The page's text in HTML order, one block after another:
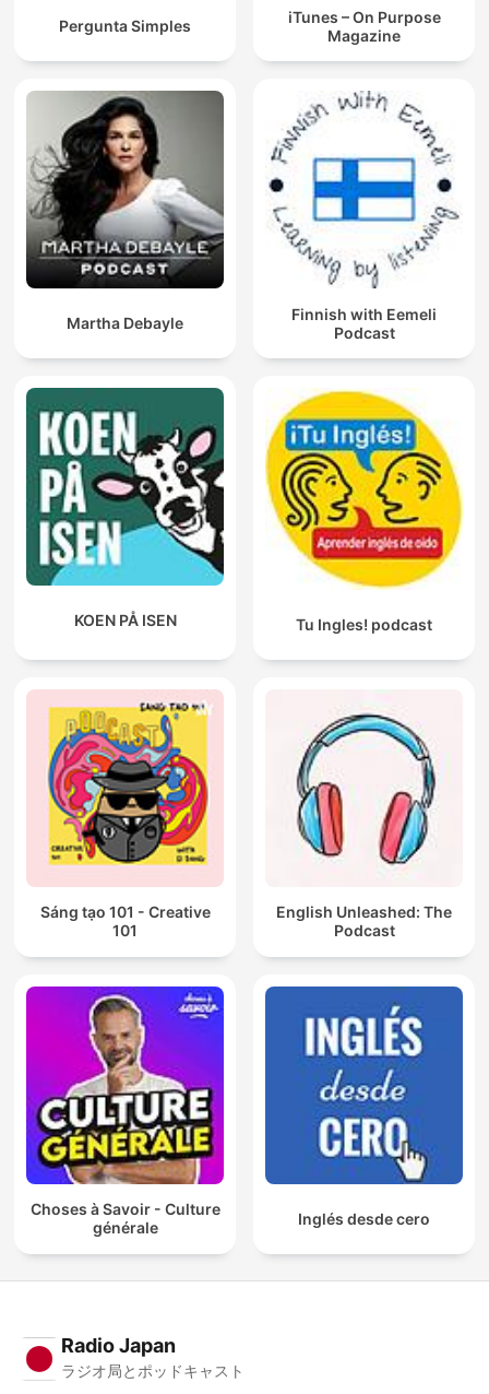
Pergunta Simples
iTunes – On Purpose
Magazine
Martha Debayle
Finnish with Eemeli
Podcast
KOEN PÅ ISEN Tu Ingles! podcast
Sáng tạo 101 - Creative
101
English Unleashed: The
Podcast
Choses à Savoir - Culture
générale
Inglés desde cero
Radio Japan
ラジオ局とポッドキャスト